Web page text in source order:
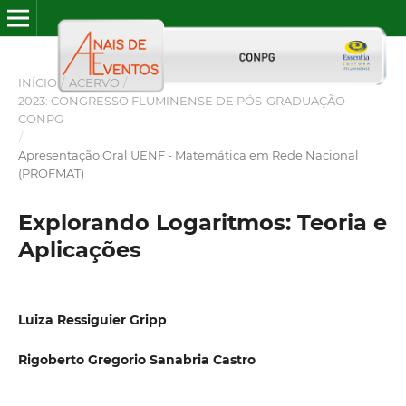
INÍCIO / ACERVO /
2023: CONGRESSO FLUMINENSE DE PÓS-GRADUAÇÃO -
CONPG
/
Apresentação Oral UENF - Matemática em Rede Nacional
(PROFMAT)
Explorando Logaritmos: Teoria e
Aplicações
Luiza Ressiguier Gripp
Rigoberto Gregorio Sanabria Castro